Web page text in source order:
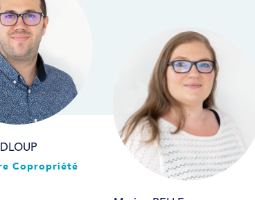
Copropriété